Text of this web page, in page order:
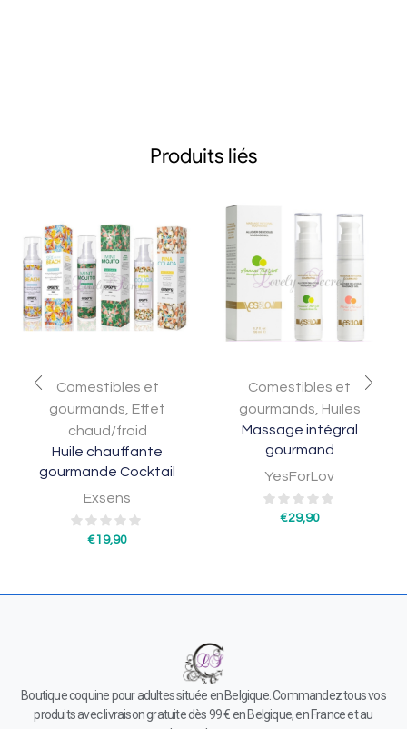
Produits liés
Comestibles et
gourmands Effet
chaud/froid
Huile chauffante
gourmande Cocktail
Exsens
€19,90
Comestibles et
gourmands Huiles
Massage intégral
gourmand
YesForLov
€29,90
Boutique coquine pour adultes située en Belgique. Commandez tous vos
produits avec livraison gratuite dès 99 € en Belgique, en France et au